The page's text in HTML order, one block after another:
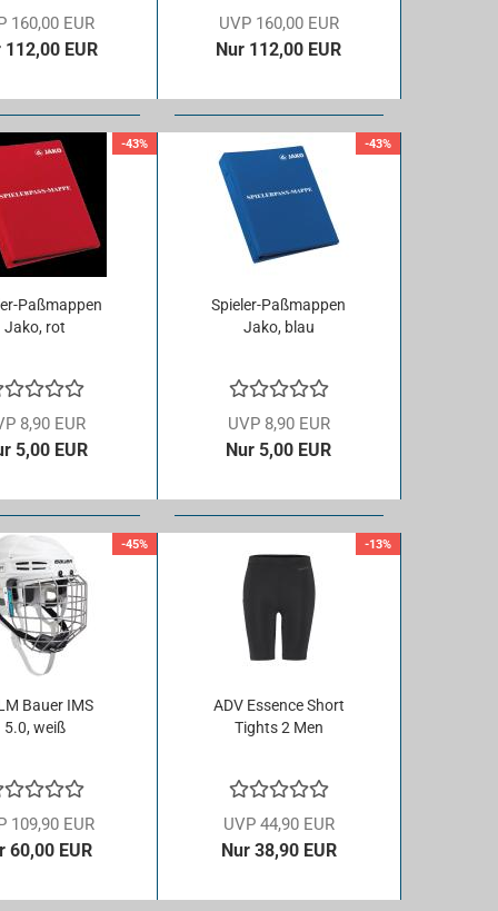
160,00 EUR
112,00 EUR
UVP 160,00 EUR
Nur 112,00 EUR
-43%
​​Paß­map­pen
Jako, rot
8,90 EUR
5,00 EUR
-43%
Spieler-​​Paß­map­pen
Jako, blau
UVP 8,90 EUR
Nur 5,00 EUR
-45%
Bauer IMS
5.0, weiß
109,90 EUR
60,00 EUR
-13%
ADV Es­sence Short
Tights 2 Men
UVP 44,90 EUR
Nur 38,90 EUR